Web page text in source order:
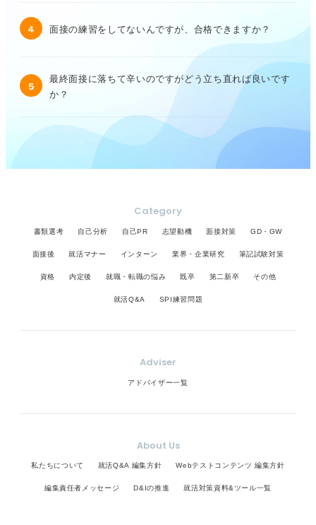
4 面接の練習をしてないんですが、合格できますか？
5
最終面接に落ちて辛いのですがどう立ち直れば良いです
か？
Category
書類選考 自己分析 自己PR 志望動機 面接対策 GD・GW
面接後 就活マナー インターン 業界・企業研究 筆記試験対策
資格 内定後 就職・転職の悩み 既卒 第二新卒 その他
就活Q&A SPI練習問題
Adviser
アドバイザー一覧
About Us
私たちについて 就活Q&A 編集方針 Webテストコンテンツ 編集方針
編集責任者メッセージ D&Iの推進 就活対策資料&ツール一覧